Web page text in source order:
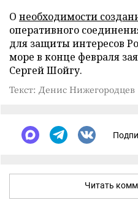
О необходимости
оперативного
для защиты интересов
море в конце февраля
Сергей Шойгу.
Текст: Денис Нижегородцев
Читать